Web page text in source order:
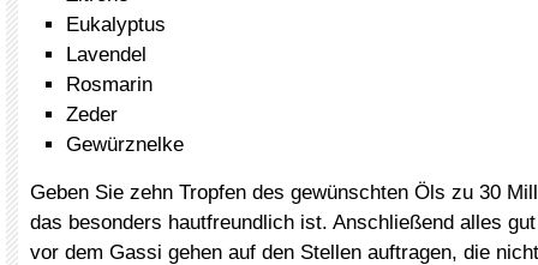
Eukalyptus
Lavendel
Rosmarin
Zeder
Gewürznelke
Geben Sie zehn Tropfen des gewünschten Öls zu 30
das besonders hautfreundlich ist. Anschließend alles
vor dem Gassi gehen auf den Stellen auftragen, die